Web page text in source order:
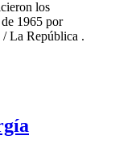
los
1965 por
/ La República .